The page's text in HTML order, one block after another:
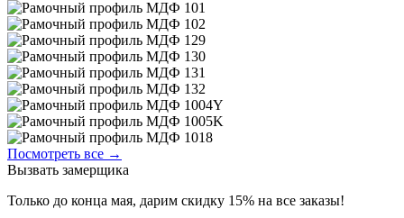
Посмотреть все →
Вызвать замерщика
Только до конца мая, дарим скидку 15% на все заказы!